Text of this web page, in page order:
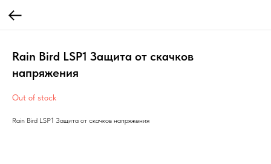
Rain Bird LSP1 Защита от скачков
напряжения
Out of stock
Rain Bird LSP1 Защита от скачков напряжения